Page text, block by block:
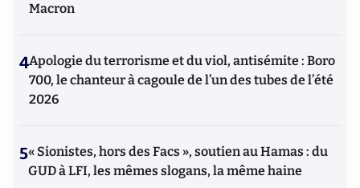
Macron
4Apologie du terrorisme et du viol, antisémite : Boro
700, le chanteur à cagoule de l’un des tubes de l’été
2026
5« Sionistes, hors des Facs », soutien au Hamas : du
GUD à LFI, les mêmes slogans, la même haine